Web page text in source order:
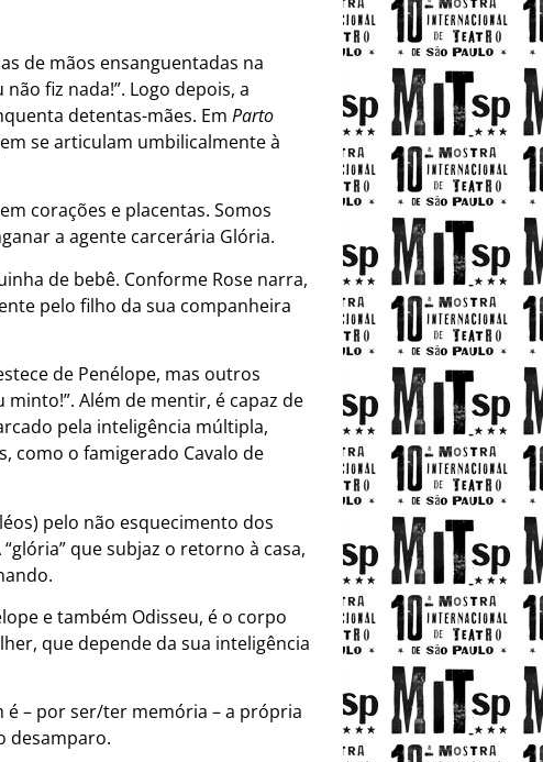
de mãos ensanguentadas na
fiz nada!”. Logo depois, a
detentas-mães. Em Parto
se articulam umbilicalmente à
corações e placentas. Somos
a agente carcerária Glória.
de bebê. Conforme Rose narra,
pelo filho da sua companheira
de Penélope, mas outros
Além de mentir, é capaz de
pela inteligência múltipla,
como o famigerado Cavalo de
pelo não esquecimento dos
que subjaz o retorno à casa,
e também Odisseu, é o corpo
que depende da sua inteligência
é – por ser/ter memória – a própria
desamparo.